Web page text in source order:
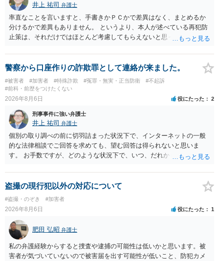
井上 祐司 弁護士
率直なことを言いますと、手書きかＰＣかで差異はなく、まとめるか
分けるかで差異もありません。 というより、本人が述べている再犯防
止策は、それだけではほとんど考慮してもらえないと思った方が良い
やカウンセリング・治療の内容 ・利用している再犯防止策（例えば保
護観察所と連携した職業支援の内容や具体的な就労・監督状況） ・監
督者の証言 など、証拠で担保された客観性と実現可能性があるもので
なければあまり意味がありません。 もともと執行猶予が狙える事案で
あれば本人の反省の言葉だけで十分であり、実刑となるか微妙な事案
いうのが実感です。
警察から口座作りの詐欺罪として連絡が来ました。
#被害者 #加害者 #特殊詐欺 #冤罪・無実・正当防衛
#不起訴
#前科・前歴をつけたくない
2026年8月6日 役にたった 2
刑事事件に強い弁護士
井上 祐司 弁護士
個別の取り調べの前に切羽詰まった状況下で、インターネットの一般
的な法律相談でご回答を求めても、望む回答は得られないと思いま
す。 お手数ですが、どのような状況下で、いつ、だれからどのような
の程度だと聞いているのかということについて、お近くで詳細な法律
相談を受けられたうえで対処方法を探された方がよいと思われます。
一般論でいえば、任意取り調べの場合、ＩＣレコーダーを持参して取
り調べ内容を録音することは必須だと考えます。
盗撮の現行犯以外の対応について
#盗撮・のぞき #加害者
2026年8月6日 役にたった 1
肥田 弘昭 弁護士
私の弁護経験からすると捜査や逮捕の可能性は低いかと思います。被
害者が気づいていないので被害届を出す可能性が低いこと、防犯カメ